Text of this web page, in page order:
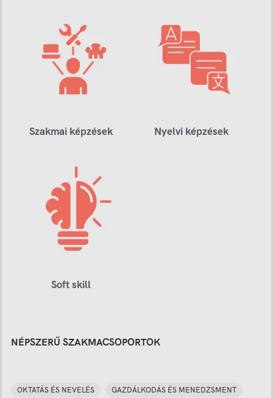
Szakmai képzések Nyelvi képzések
Soft skill
NÉPSZERŰ SZAKMACSOPORTOK
OKTATÁS ÉS NEVELÉS GAZDÁLKODÁS ÉS MENEDZSMENT